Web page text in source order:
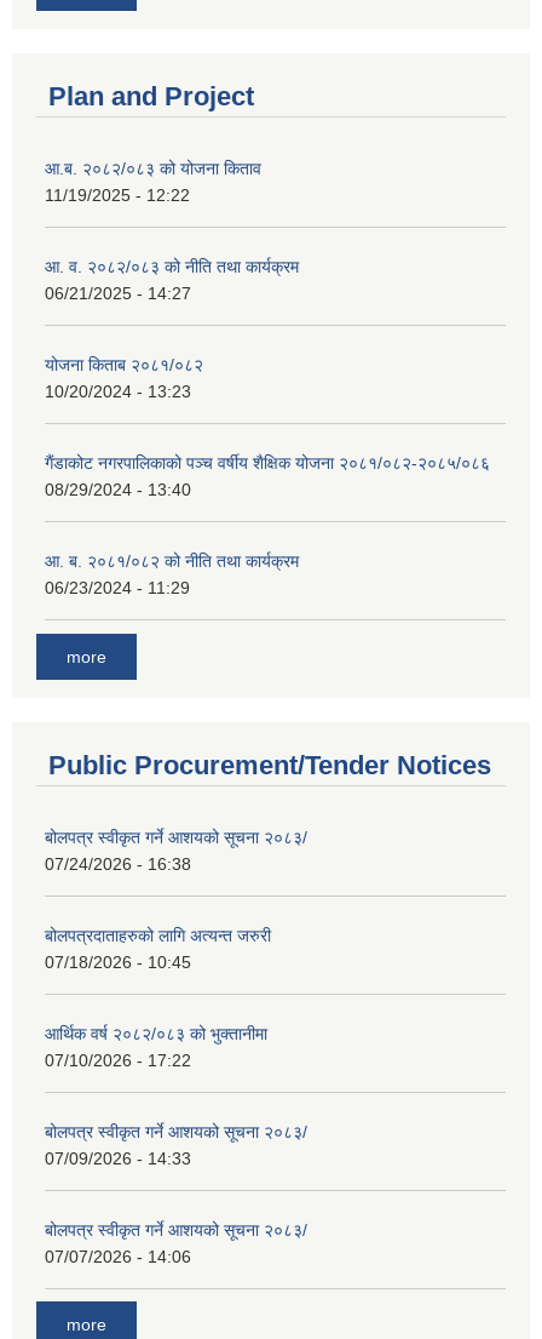
Plan and Project
आ.ब. २०८२/०८३ को योजना किताव
11/19/2025 - 12:22
आ. व. २०८२/०८३ को नीति तथा कार्यक्रम
06/21/2025 - 14:27
योजना किताब २०८१/०८२
10/20/2024 - 13:23
गैंडाकोट नगरपालिकाको पञ्च वर्षीय शैक्षिक योजना २०८१/०८२-२०८५/०८६
08/29/2024 - 13:40
आ. ब. २०८१/०८२ को नीति तथा कार्यक्रम
06/23/2024 - 11:29
more
Public Procurement/Tender Notices
बोलपत्र स्वीकृत गर्ने आशयको सूचना २०८३/
07/24/2026 - 16:38
बोलपत्रदाताहरुको लागि अत्यन्त जरुरी
07/18/2026 - 10:45
आर्थिक वर्ष २०८२/०८३ को भुक्तानीमा
07/10/2026 - 17:22
बोलपत्र स्वीकृत गर्ने आशयको सूचना २०८३/
07/09/2026 - 14:33
बोलपत्र स्वीकृत गर्ने आशयको सूचना २०८३/
07/07/2026 - 14:06
more